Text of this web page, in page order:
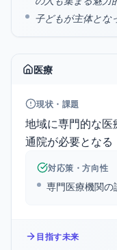
子どもが主体とな
医療
現状・課題
地域に専門的な
通院が必要となる
対応策・方向性
専門医療機関
目指す未来